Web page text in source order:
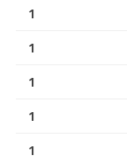
1
1
1
1
1